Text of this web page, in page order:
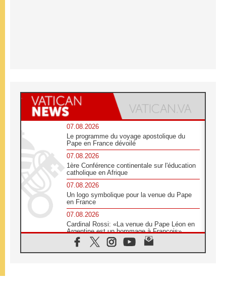
07.08.2026
Le programme du voyage apostolique du
Pape en France dévoilé
07.08.2026
1ère Conférence continentale sur l'éducation
catholique en Afrique
07.08.2026
Un logo symbolique pour la venue du Pape
en France
07.08.2026
Cardinal Rossi: «La venue du Pape Léon en
Argentine est un hommage à François»
07.08.2026
Hiroshima et Nagasaki, 81 ans après,